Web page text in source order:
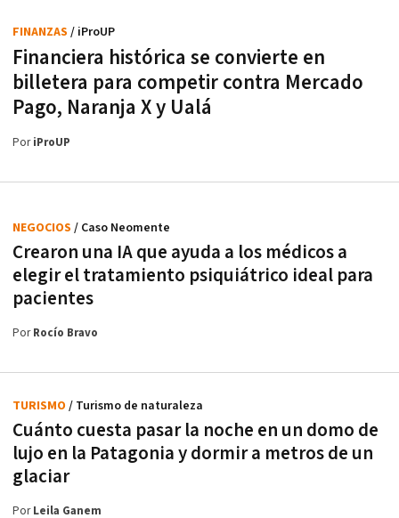
Financiera histórica se convierte en
billetera para competir contra Mercado
Pago, Naranja X y Ualá
FINANZAS / iProUP
PoriProUP
Crearon una IA que ayuda a los médicos a
elegir el tratamiento psiquiátrico ideal para
pacientes
NEGOCIOS / Caso Neomente
PorRocío Bravo
Cuánto cuesta pasar la noche en un domo de
lujo en la Patagonia y dormir a metros de un
glaciar
TURISMO / Turismo de naturaleza
PorLeila Ganem